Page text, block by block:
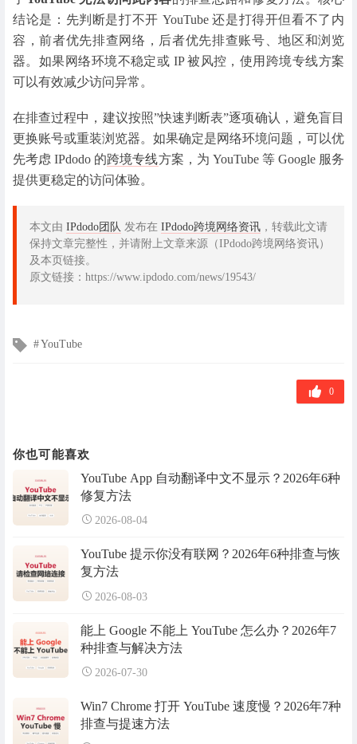
结论是：先判断是打不开 YouTube 还是打得开但看不了内
容，前者优先排查网络，后者优先排查账号、地区和浏览
器。如果网络环境不稳定或 IP 被风控，使用跨境专线方案
可以有效减少访问异常。
在排查过程中，建议按照”快速判断表”逐项确认，避免盲目
更换账号或重装浏览器。如果确定是网络环境问题，可以优
先考虑 IPdodo 的跨境专线方案，为 YouTube 等 Google 服务
提供更稳定的访问体验。
本文由 IPdodo团队 发布在 IPdodo跨境网络资讯 ，转载此文请
保持文章完整性，并请附上文章来源（IPdodo跨境网络资讯）
及本页链接。
原文链接：https://www.ipdodo.com/news/19543/
文YouTube
0
你也可能喜欢
YouTube App 自动翻译中文不显示？2026年6种
修复方法
2026-08-04
YouTube 提示你没有联网？2026年6种排查与恢
复方法
2026-08-03
能上 Google 不能上 YouTube 怎么办？2026年7
种排查与解决方法
2026-07-30
Win7 Chrome 打开 YouTube 速度慢？2026年7种
排查与提速方法